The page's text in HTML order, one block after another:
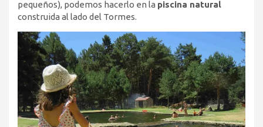
pequeños), podemos hacerlo en la piscina natural
construida al lado del Tormes.